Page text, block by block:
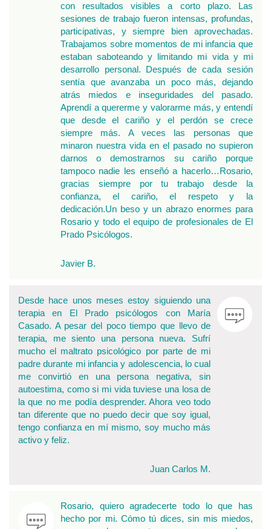
con resultados visibles a corto plazo. Las
sesiones de trabajo fueron intensas, profundas,
participativas, y siempre bien aprovechadas.
Trabajamos sobre momentos de mi infancia que
estaban saboteando y limitando mi vida y mi
desarrollo personal. Después de cada sesión
sentía que avanzaba un poco más, dejando
atrás miedos e inseguridades del pasado.
Aprendí a quererme y valorarme más, y entendí
que desde el cariño y el perdón se crece
siempre más. A veces las personas que
minaron nuestra vida en el pasado no supieron
darnos o demostrarnos su cariño porque
tampoco nadie les enseñó a hacerlo…Rosario,
gracias siempre por tu trabajo desde la
confianza, el cariño, el respeto y la
dedicación.Un beso y un abrazo enormes para
Rosario y todo el equipo de profesionales de El
Prado Psicólogos.
Javier B.
Desde hace unos meses estoy siguiendo una
terapia en El Prado psicólogos con María
Casado. A pesar del poco tiempo que llevo de
terapia, me siento una persona nueva. Sufrí
mucho el maltrato psicológico por parte de mi
padre durante mi infancia y adolescencia, lo cual
me convirtió en una persona negativa, sin
autoestima, como si mi vida tuviese una losa de
la que no me podía desprender. Ahora veo todo
tan diferente que no puedo decir que soy igual,
tengo confianza en mí mismo, soy mucho más
activo y feliz.
Juan Carlos M.
Rosario, quiero agradecerte todo lo que has
hecho por mi. Cómo tú dices, sin mis miedos,